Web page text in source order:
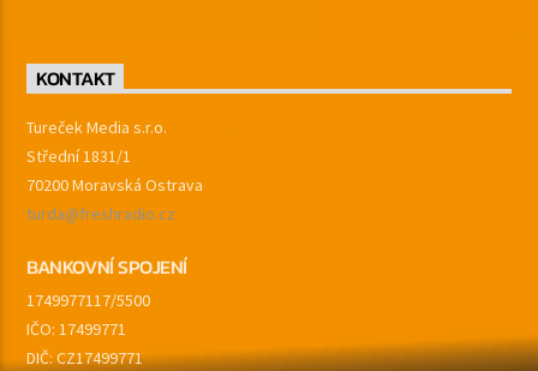
KONTAKT
Tureček Media s.r.o.
Střední 1831/1
70200 Moravská Ostrava
turda@freshradio.cz
BANKOVNÍ SPOJENÍ
1749977117/5500
IČO: 17499771
DIČ: CZ17499771